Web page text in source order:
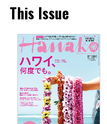
This Issue